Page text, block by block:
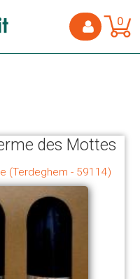
0
des Mottes
(Terdeghem - 59114)